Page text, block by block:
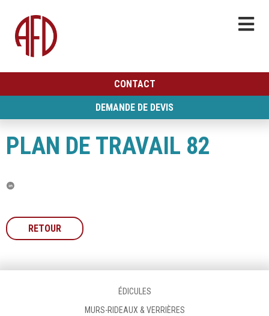
CONTACT
DEMANDE DE DEVIS
PLAN DE TRAVAIL 82
RETOUR
ÉDICULES
MURS-RIDEAUX & VERRIÈRES